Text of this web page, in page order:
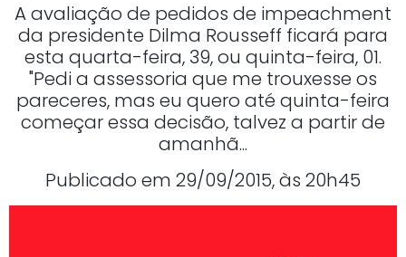
A avaliação de pedidos de impeachment
da presidente Dilma Rousseff ficará para
esta quarta-feira, 39, ou quinta-feira, 01.
"Pedi a assessoria que me trouxesse os
pareceres, mas eu quero até quinta-feira
começar essa decisão, talvez a partir de
amanhã...
Publicado em 29/09/2015, às 20h45